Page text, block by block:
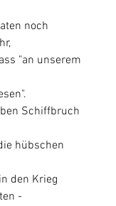
noch
"an unserem
Schiffbruch
hübschen
den Krieg
-